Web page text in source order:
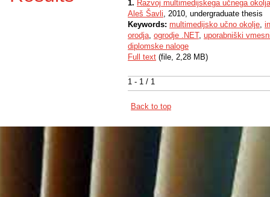
1 - 1 / 1
1. Razvoj multimedijskega učnega okolja
Aleš Šavli, 2010, undergraduate thesis
Keywords: multimedijsko učno okolje,
orodja, ogrodje .NET, uporabniški
diplomske naloge
Full text (file, 2,28 MB)
Back to top